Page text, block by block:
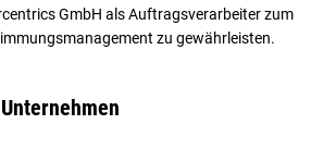
GmbH als Auftragsverarbeiter zum
zu gewährleisten.